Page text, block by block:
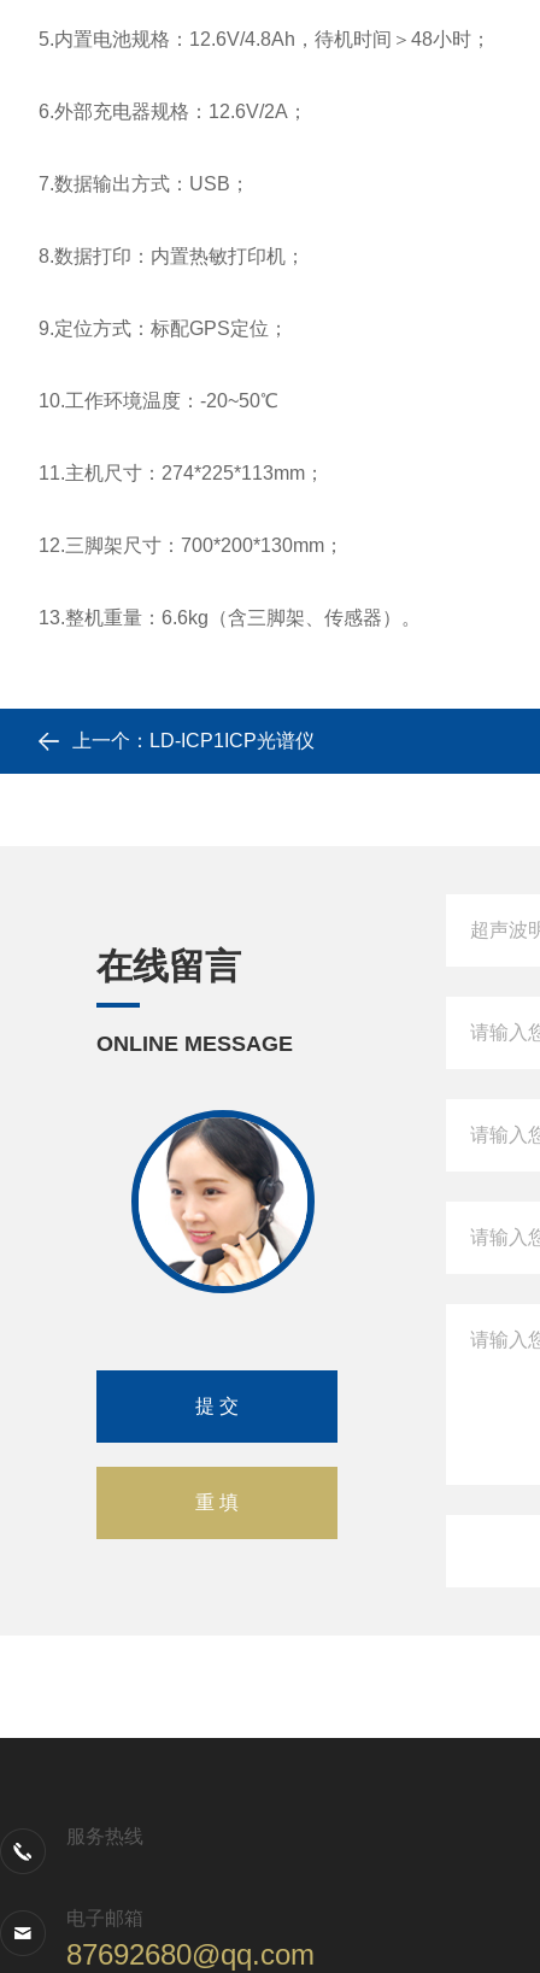
5.内置电池规格：12.6V/4.8Ah，待机时间＞48小时；
6.外部充电器规格：12.6V/2A；
7.数据输出方式：USB；
8.数据打印：内置热敏打印机；
9.定位方式：标配GPS定位；
10.工作环境温度：-20~50℃
11.主机尺寸：274*225*113mm；
12.三脚架尺寸：700*200*130mm；
13.整机重量：6.6kg（含三脚架、传感器）。
上一个： LD-ICP1ICP光谱仪
在线留言
ONLINE MESSAGE
服务热线
电子邮箱
87692680@qq.com